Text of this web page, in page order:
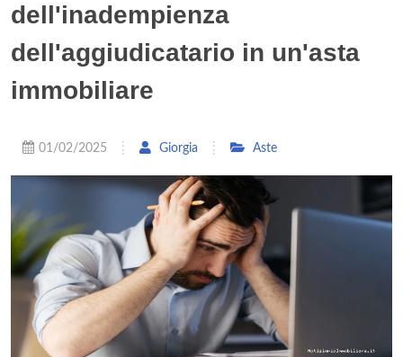
dell'inadempienza
dell'aggiudicatario in un'asta
immobiliare
01/02/2025 Giorgia Aste